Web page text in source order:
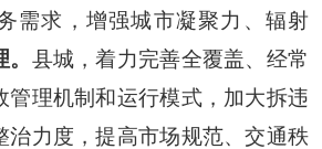
需求，增强城市凝聚力、辐射
县城，着力完善全覆盖、经常
管理机制和运行模式，加大拆违
治力度，提高市场规范、交通秩